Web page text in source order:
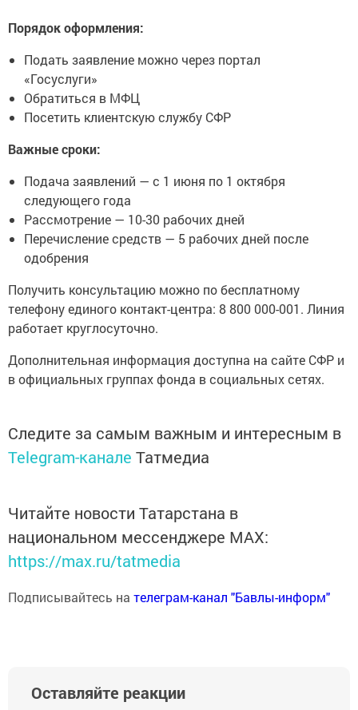
Порядок оформления:
Подать заявление можно через портал
«Госуслуги»
Обратиться в МФЦ
Посетить клиентскую службу СФР
Важные сроки:
Подача заявлений — с 1 июня по 1 октября
следующего года
Рассмотрение — 10-30 рабочих дней
Перечисление средств — 5 рабочих дней после
одобрения
Получить консультацию можно по бесплатному
телефону единого контакт-центра: 8 800 000-001. Линия
работает круглосуточно.
Дополнительная информация доступна на сайте СФР и
в официальных группах фонда в социальных сетях.
Следите за самым важным и интересным в
Telegram-канале Татмедиа
Читайте новости Татарстана в
национальном мессенджере MАХ:
https://max.ru/tatmedia
Подписывайтесь на телеграм-канал "Бавлы-информ"
Оставляйте реакции